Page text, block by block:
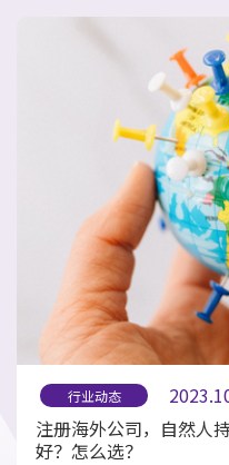
行业动态
注册海外公司，自然人
好？怎么选？